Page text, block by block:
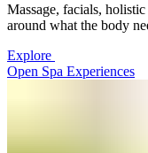
Massage, facials,
around what the body needs on the day.
Explore ​​​​‌ ‍ ​‍​‍‌‍ ‌ ​‍‌‍‍‌‌‍‌ ‌‍‍‌‌‍ ‍​‍​‍​ ‍‍​‍​‍‌ ​ ‌‍​‌‌‍ ‍‌‍‍‌‌ ‌​‌ ‍‌​‍ ‍‌‍‍‌‌‍ ​‍​‍​‍ ​​‍​‍‌‍‍​‌ ​‍‌‍‌‌‌‍‌‍​‍​‍​ ‍‍​‍​‍‌‍‍​‌ ‌​‌ ‌​‌ ​​‌ ​ ​ ‍‍​‍ ​‍ ‌‍ ​​‍ ‌‌‍​‌‌‍ ‍‌‍‌​​‍ ‌‌ ​‍​‍ ‌‌‍‍​‌‍ ‌ ‌​‌‍‌‌‌‍ ​‌ ​ ​‍ ‌‌ ​ ‌ ‌​‌ ‌‌‌‍‌​‌‍‍‌‌‍ ​‍ ‍‌ ‌‍‌‍‌‌‌ ​‍‌‍​ ‌‍‌‌‌‍ ​​‍ ‍‌‍​‌‌ ​​‌ ​​​‍ ‌‍‍‌‌‍ ‍‌ ‌​‌‍‌‌‌‍ ‍‌ ‌​​‍ ‌‍‌‌‌‍‌​‌‍‍‌‌ ‌​​‍ ‌‍ ‌‌‍ ‌‍‌​‌‍‌‌​ ‌‌ ​​‌ ​‍‌‍‌‌‌ ​ ‌‍‌‌‌‍ ‍‌ ‌​‌‍​‌‌ ‌​‌‍‍‌‌‍ ‌‍ ‍​ ‍ ‌‍‍‌‌‍‌​​ ‌​ ​‌‌‍‌‍​ ‌‌‌‍​ ​ ​ ​ ‍​‌‍​‌‌‍​‌​‍ ‌​ ‍​​ ‍​​ ‌​​ ‍​​‍ ‌​ ‌​​ ​‍‌‍‌‌‌‍‌‍​‍ ‌​ ‍‌​ ‍​​ ​​‌‍‌‌​‍ ‌​ ‌ ‌‍‌​​ ‌​‌‍‌‌‌‍​ ‌‍‌​​ ‍‌​ ‍​​ ​ ‌‍​ ‌‍​‌‌‍‌‌​ ‍ ‌ ‌​‌ ‍‌‌ ​​‌‍‌‌​ ‌‌‍‍​‌‍ ‌ ‌​‌‍‌‌‌‍ ​‌‌​ ‌‍‍‌‌ ‌​‌‍‌‌‌‌​​‌‍​‌‌‍‌ ‌‍‌‌​ ‍ ‌ ​​‌‍​‌‌ ‌​‌‍‍​​ ‌‌ ​​‌‍​‌‌‍‌ ‌‍‌‌‌​​‍‌ ‌‌‌‍‍‌‌‍ ​‌‍‌​‌‍‌‌‌ ​‍​‍‌‌​ ‌‌‌​​‍‌‌ ‌‍‍ ‌‍‌‌‌ ‍‌​‍‌‌​ ​ ‌​‌​​‍‌‌​ ​ ‌​‌​​‍‌‌​ ​‍​ ​‍​ ‌ ​ ‌‌​ ‍​​ ‌ ​ ‍‌‌‍‌​‌‍​‍‌‍​ ‌‍‌‌‌‍​‍‌‍​ ‌‍‌‍​‍‌‌​ ​‍​ ​‍​‍‌‌​ ‌‌‌​‌​​‍ ‍‌‍​ ‌‍ ‌‍ ‍‌ ‌​‌‍‌‌‌‍ ‍‌ ‌​​‍‌‌​ ‌‌‌​​‍‌‌ ‌‍‍ ‌‍‌‌‌ ‍‌​‍‌‌​ ​ ‌​‌​​‍‌‌​ ​ ‌​‌​​‍‌‌​ ​‍​ ​‍​ ​ ​ ​ ‌‍‌​​ ‍‌​ ‍​​ ​‍​ ​​‌‍​‍‌‍​‍​ ‌​​ ​​‌‍‌​​‍‌‌​ ​‍​ ​‍​‍‌‌​ ‌‌‌​‌​​‍ ‍‌ ​ ‌‍‌‌‌‍​ ‌‍ ‌‍ ‍‌‍‌​‌‍​‌‌ ​‍‌ ‍‌‌​​ ‌ ‌​‌‍​‌​‍ ‍‌‍ ​‌‍​‌‌‍​‍‌‍‌‌‌‍ ​​ ‌‍​‍‌‍​‌‌ ​ ‌‍‌‌‌‌‌‌‌ ​‍‌‍ ​​ ‌‌‍‍​‌ ‌​‌ ‌​‌ ​​‌ ​ ​‍‌‌​ ​ ‌​​‌​‍‌‌​ ​‍‌​‌‍​‍‌‌​ ​‍‌​‌‍‌‍ ​​‍ ‌‌‍​‌‌‍ ‍‌‍‌​​‍ ‌‌ ​‍​‍ ‌‌‍‍​‌‍ ‌ ‌​‌‍‌‌‌‍ ​‌ ​ ​‍ ‌‌ ​ ‌ ‌​‌ ‌‌‌‍‌​‌‍‍‌‌‍ ​‍ ‍‌ ‌‍‌‍‌‌‌ ​‍‌‍​ ‌‍‌‌‌‍ ​​‍ ‍‌‍​‌‌ ​​‌ ​​​‍‌‍‌‍‍‌‌‍‌​​ ‌​ ​‌‌‍‌‍​ ‌‌‌‍​ ​ ​ ​ ‍​‌‍​‌‌‍​‌​‍ ‌​ ‍​​ ‍​​ ‌​​ ‍​​‍ ‌​ ‌​​ ​‍‌‍‌‌‌‍‌‍​‍ ‌​ ‍‌​ ‍​​ ​​‌‍‌‌​‍ ‌​ ‌ ‌‍‌​​ ‌​‌‍‌‌‌‍​ ‌‍‌​​ ‍‌​ ‍​​ ​ ‌‍​ ‌‍​‌‌‍‌‌​‍‌‍‌ ‌​‌ ‍‌‌ ​​‌‍‌‌​ ‌‌‍‍​‌‍ ‌ ‌​‌‍‌‌‌‍ ​‌‌​ ‌‍‍‌‌ ‌​‌‍‌‌‌‌​​‌‍​‌‌‍‌ ‌‍‌‌​‍‌‍‌ ​​‌‍​‌‌ ‌​‌‍‍​​ ‌‌ ​​‌‍​‌‌‍‌ ‌‍‌‌‌​​‍‌ ‌‌‌‍‍‌‌‍ ​‌‍‌​‌‍‌‌‌ ​‍​‍‌‌​ ‌‌‌​​‍‌‌ ‌‍‍ ‌‍‌‌‌ ‍‌​‍‌‌​ ​ ‌​‌​​‍‌‌​ ​ ‌​‌​​‍‌‌​ ​‍​ ​‍​ ‌ ​ ‌‌​ ‍​​ ‌ ​ ‍‌‌‍‌​‌‍​‍‌‍​ ‌‍‌‌‌‍​‍‌‍​ ‌‍‌‍​‍‌‌​ ​‍​ ​‍​‍‌‌​ ‌‌‌​‌​​‍ ‍‌‍​ ‌‍ ‌‍ ‍‌ ‌​‌‍‌‌‌‍ ‍‌ ‌​​‍‌‌​ ‌‌‌​​‍‌‌ ‌‍‍ ‌‍‌‌‌ ‍‌​‍‌‌​ ​ ‌​‌​​‍‌‌​ ​ ‌​‌​​‍‌‌​ ​‍​ ​‍​ ​ ​ ​ ‌‍‌​​ ‍‌​ ‍​​ ​‍​ ​​‌‍​‍‌‍​‍​ ‌​​ ​​‌‍‌​​‍‌‌​ ​‍​ ​‍​‍‌‌​ ‌‌‌​‌​​‍ ‍‌ ​ ‌‍‌‌‌‍​ ‌‍ ‌‍ ‍‌‍‌​‌‍​‌‌ ​‍‌ ‍‌‌​​ ‌ ‌​‌‍​‌​‍ ‍‌‍ ​‌‍​‌‌‍​‍‌‍‌‌‌‍ ​​‍‌‍‌ ​​‌‍‌‌‌ ​‍‌ ​ ‌ ​​‌‍‌‌‌‍​ ‌ ‌​‌‍‍‌‌ ‌‍‌‍‌‌​ ‌‌ ​​‌ ‌‌‌‍​‍‌‍ ​‌‍‍‌‌ ​ ‌‍‍​‌‍‌‌‌‍‌​​‍​‍‌ ‌
Open Spa Experiences​​​​‌ ‍ ​‍​‍‌‍ ‌ ​‍‌‍‍‌‌‍‌ ‌‍‍‌‌‍ ‍​‍​‍​ ‍‍​‍​‍‌ ​ ‌‍​‌‌‍ ‍‌‍‍‌‌ ‌​‌ ‍‌​‍ ‍‌‍‍‌‌‍ ​‍​‍​‍ ​​‍​‍‌‍‍​‌ ​‍‌‍‌‌‌‍‌‍​‍​‍​ ‍‍​‍​‍‌‍‍​‌ ‌​‌ ‌​‌ ​​‌ ​ ​ ‍‍​‍ ​‍ ‌‍ ​​‍ ‌‌‍​‌‌‍ ‍‌‍‌​​‍ ‌‌ ​‍​‍ ‌‌‍‍​‌‍ ‌ ‌​‌‍‌‌‌‍ ​‌ ​ ​‍ ‌‌ ​ ‌ ‌​‌ ‌‌‌‍‌​‌‍‍‌‌‍ ​‍ ‍‌ ‌‍‌‍‌‌‌ ​‍‌‍​ ‌‍‌‌‌‍ ​​‍ ‍‌‍​‌‌ ​​‌ ​​​‍ ‌‍‍‌‌‍ ‍‌ ‌​‌‍‌‌‌‍ ‍‌ ‌​​‍ ‌‍‌‌‌‍‌​‌‍‍‌‌ ‌​​‍ ‌‍ ‌‌‍ ‌‍‌​‌‍‌‌​ ‌‌ ​​‌ ​‍‌‍‌‌‌ ​ ‌‍‌‌‌‍ ‍‌ ‌​‌‍​‌‌ ‌​‌‍‍‌‌‍ ‌‍ ‍​ ‍ ‌‍‍‌‌‍‌​​ ‌​ ​‌‌‍‌‍​ ‌‌‌‍​ ​ ​ ​ ‍​‌‍​‌‌‍​‌​‍ ‌​ ‍​​ ‍​​ ‌​​ ‍​​‍ ‌​ ‌​​ ​‍‌‍‌‌‌‍‌‍​‍ ‌​ ‍‌​ ‍​​ ​​‌‍‌‌​‍ ‌​ ‌ ‌‍‌​​ ‌​‌‍‌‌‌‍​ ‌‍‌​​ ‍‌​ ‍​​ ​ ‌‍​ ‌‍​‌‌‍‌‌​ ‍ ‌ ‌​‌ ‍‌‌ ​​‌‍‌‌​ ‌‌‍‍​‌‍ ‌ ‌​‌‍‌‌‌‍ ​‌‌​ ‌‍‍‌‌ ‌​‌‍‌‌‌‌​​‌‍​‌‌‍‌ ‌‍‌‌​ ‍ ‌ ​​‌‍​‌‌ ‌​‌‍‍​​ ‌‌ ​​‌‍​‌‌‍‌ ‌‍‌‌‌​​‍‌ ‌‌‌‍‍‌‌‍ ​‌‍‌​‌‍‌‌‌ ​‍​‍‌‌​ ‌‌‌​​‍‌‌ ‌‍‍ ‌‍‌‌‌ ‍‌​‍‌‌​ ​ ‌​‌​​‍‌‌​ ​ ‌​‌​​‍‌‌​ ​‍​ ​‍​ ‌ ​ ‌‌​ ‍​​ ‌ ​ ‍‌‌‍‌​‌‍​‍‌‍​ ‌‍‌‌‌‍​‍‌‍​ ‌‍‌‍​‍‌‌​ ​‍​ ​‍​‍‌‌​ ‌‌‌​‌​​‍ ‍‌‍​ ‌‍ ‌‍ ‍‌ ‌​‌‍‌‌‌‍ ‍‌ ‌​​‍‌‌​ ‌‌‌​​‍‌‌ ‌‍‍ ‌‍‌‌‌ ‍‌​‍‌‌​ ​ ‌​‌​​‍‌‌​ ​ ‌​‌​​‍‌‌​ ​‍​ ​‍‌‍‌​‌‍‌‌​ ‌‌​ ​​​ ‌ ‌‍‌‌‌‍​‌‌‍​‍​ ‍​​ ‌​‌‍​‌​ ​​​‍‌‌​ ​‍​ ​‍​‍‌‌​ ‌‌‌​‌​​‍ ‍‌ ‌​‌‍‍‌‌ ‌​‌‍ ​‌‍‌‌​ ‌‍​‍‌‍​‌‌ ​ ‌‍‌‌‌‌‌‌‌ ​‍‌‍ ​​ ‌‌‍‍​‌ ‌​‌ ‌​‌ ​​‌ ​ ​‍‌‌​ ​ ‌​​‌​‍‌‌​ ​‍‌​‌‍​‍‌‌​ ​‍‌​‌‍‌‍ ​​‍ ‌‌‍​‌‌‍ ‍‌‍‌​​‍ ‌‌ ​‍​‍ ‌‌‍‍​‌‍ ‌ ‌​‌‍‌‌‌‍ ​‌ ​ ​‍ ‌‌ ​ ‌ ‌​‌ ‌‌‌‍‌​‌‍‍‌‌‍ ​‍ ‍‌ ‌‍‌‍‌‌‌ ​‍‌‍​ ‌‍‌‌‌‍ ​​‍ ‍‌‍​‌‌ ​​‌ ​​​‍‌‍‌‍‍‌‌‍‌​​ ‌​ ​‌‌‍‌‍​ ‌‌‌‍​ ​ ​ ​ ‍​‌‍​‌‌‍​‌​‍ ‌​ ‍​​ ‍​​ ‌​​ ‍​​‍ ‌​ ‌​​ ​‍‌‍‌‌‌‍‌‍​‍ ‌​ ‍‌​ ‍​​ ​​‌‍‌‌​‍ ‌​ ‌ ‌‍‌​​ ‌​‌‍‌‌‌‍​ ‌‍‌​​ ‍‌​ ‍​​ ​ ‌‍​ ‌‍​‌‌‍‌‌​‍‌‍‌ ‌​‌ ‍‌‌ ​​‌‍‌‌​ ‌‌‍‍​‌‍ ‌ ‌​‌‍‌‌‌‍ ​‌‌​ ‌‍‍‌‌ ‌​‌‍‌‌‌‌​​‌‍​‌‌‍‌ ‌‍‌‌​‍‌‍‌ ​​‌‍​‌‌ ‌​‌‍‍​​ ‌‌ ​​‌‍​‌‌‍‌ ‌‍‌‌‌​​‍‌ ‌‌‌‍‍‌‌‍ ​‌‍‌​‌‍‌‌‌ ​‍​‍‌‌​ ‌‌‌​​‍‌‌ ‌‍‍ ‌‍‌‌‌ ‍‌​‍‌‌​ ​ ‌​‌​​‍‌‌​ ​ ‌​‌​​‍‌‌​ ​‍​ ​‍​ ‌ ​ ‌‌​ ‍​​ ‌ ​ ‍‌‌‍‌​‌‍​‍‌‍​ ‌‍‌‌‌‍​‍‌‍​ ‌‍‌‍​‍‌‌​ ​‍​ ​‍​‍‌‌​ ‌‌‌​‌​​‍ ‍‌‍​ ‌‍ ‌‍ ‍‌ ‌​‌‍‌‌‌‍ ‍‌ ‌​​‍‌‌​ ‌‌‌​​‍‌‌ ‌‍‍ ‌‍‌‌‌ ‍‌​‍‌‌​ ​ ‌​‌​​‍‌‌​ ​ ‌​‌​​‍‌‌​ ​‍​ ​‍‌‍‌​‌‍‌‌​ ‌‌​ ​​​ ‌ ‌‍‌‌‌‍​‌‌‍​‍​ ‍​​ ‌​‌‍​‌​ ​​​‍‌‌​ ​‍​ ​‍​‍‌‌​ ‌‌‌​‌​​‍ ‍‌ ‌​‌‍‍‌‌ ‌​‌‍ ​‌‍‌‌​‍‌‍‌ ​​‌‍‌‌‌ ​‍‌ ​ ‌ ​​‌‍‌‌‌‍​ ‌ ‌​‌‍‍‌‌ ‌‍‌‍‌‌​ ‌‌ ​​‌ ‌‌‌‍​‍‌‍ ​‌‍‍‌‌ ​ ‌‍‍​‌‍‌‌‌‍‌​​‍​‍‌ ‌